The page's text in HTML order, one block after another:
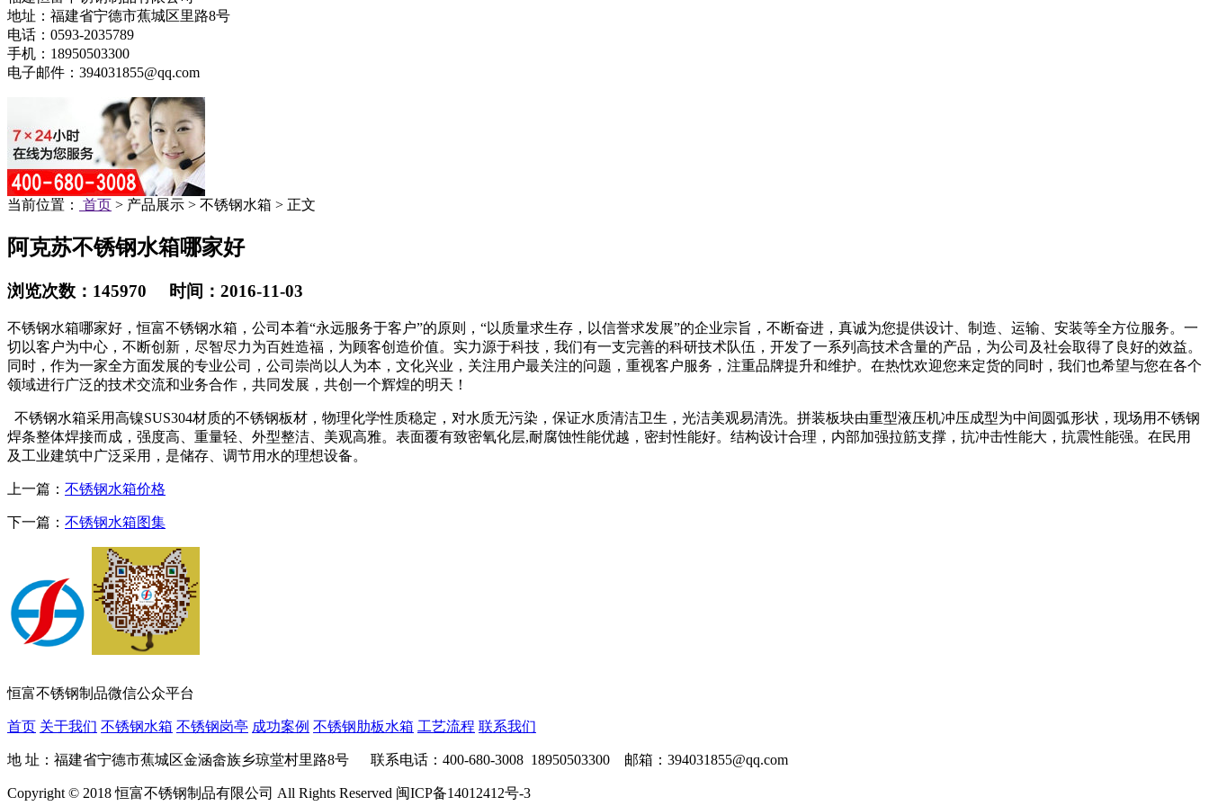
地址：福建省宁德市蕉城区里路8号
电话：0593-2035789
手机：18950503300
电子邮件：394031855@qq.com
当前位置： 首页 > 产品展示 > 不锈钢水箱 > 正文
阿克苏不锈钢水箱哪家好
浏览次数：145970 时间：2016-11-03
不锈钢水箱哪家好，恒富不锈钢水箱，公司本着“永远服务于客户”的原则，“以质量求生存，以信誉求发展”的企业宗旨，不断奋进，真诚为您提供设计、制造、运输、安装等全方位服务。一
切以客户为中心，不断创新，尽智尽力为百姓造福，为顾客创造价值。实力源于科技，我们有一支完善的科研技术队伍，开发了一系列高技术含量的产品，为公司及社会取得了良好的效益。
同时，作为一家全方面发展的专业公司，公司崇尚以人为本，文化兴业，关注用户最关注的问题，重视客户服务，注重品牌提升和维护。在热忱欢迎您来定货的同时，我们也希望与您在各个
领域进行广泛的技术交流和业务合作，共同发展，共创一个辉煌的明天！
不锈钢水箱采用高镍SUS304材质的不锈钢板材，物理化学性质稳定，对水质无污染，保证水质清洁卫生，光洁美观易清洗。拼装板块由重型液压机冲压成型为中间圆弧形状，现场用不锈钢
焊条整体焊接而成，强度高、重量轻、外型整洁、美观高雅。表面覆有致密氧化层,耐腐蚀性能优越，密封性能好。结构设计合理，内部加强拉筋支撑，抗冲击性能大，抗震性能强。在民用
及工业建筑中广泛采用，是储存、调节用水的理想设备。
上一篇： 不锈钢水箱价格
下一篇： 不锈钢水箱图集
恒富不锈钢制品微信公众平台
首页 关于我们 不锈钢水箱 不锈钢岗亭 成功案例 不锈钢肋板水箱 工艺流程 联系我们
地 址：福建省宁德市蕉城区金涵畲族乡琼堂村里路8号 联系电话：400-680-3008 18950503300 邮箱：394031855@qq.com
Copyright © 2018 恒富不锈钢制品有限公司 All Rights Reserved 闽ICP备14012412号-3